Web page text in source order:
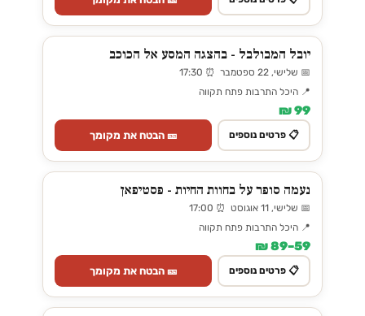
יובל המבולבל - בהצגה המסע אל הכוכב
📅 שלישי, 22 ספטמבר ⏰ 17:30
📍 היכל התרבות פתח תקווה
99 ₪
📋 פרטים נוספים 🎫 הבטח את מקומך
נעמה סופר על בחוות החיות - פסטיפאן
📅 שלישי, 11 אוגוסט ⏰ 17:00
📍 היכל התרבות פתח תקווה
59–89 ₪
📋 פרטים נוספים 🎫 הבטח את מקומך